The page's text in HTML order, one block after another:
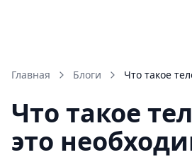
Главная Блоги Что
Что такое
это